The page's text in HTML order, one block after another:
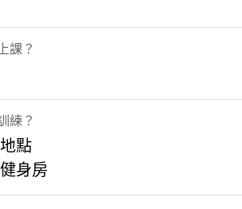
課？
練？
點
身房